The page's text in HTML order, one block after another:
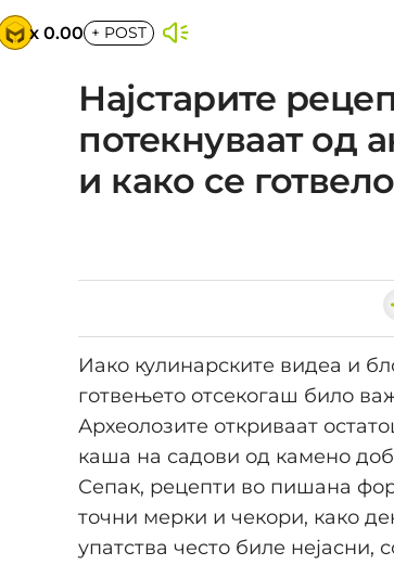
x 0.00 + POST
Најстарите
потекнуваат од
и како се
Иако кулинарските видеа и
готвењето отсекогаш било
Археолозите откриваат
каша на садови од камено
Сепак, рецепти во пишана
точни мерки и чекори, како
упатства често биле нејасни,